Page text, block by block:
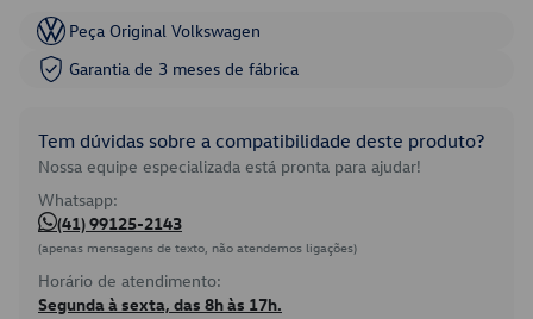
Peça Original Volkswagen
Garantia de 3 meses de fábrica
Tem dúvidas sobre a compatibilidade deste produto?
Nossa equipe especializada está pronta para ajudar!
Whatsapp:
(41) 99125-2143
(apenas mensagens de texto, não atendemos ligações)
Horário de atendimento:
Segunda à sexta, das 8h às 17h.